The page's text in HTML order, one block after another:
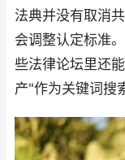
法典并没有取消
会调整认定标准
些法律论坛里还
产"作为关键词搜